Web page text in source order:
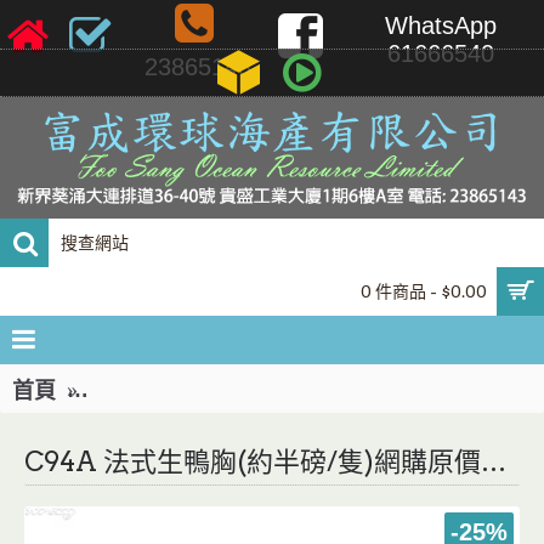
23865143
WhatsApp
61666540
0 件商品 - $0.00
首頁 C94A 法式生鴨胸(約半磅/隻)網購原價
C94A 法式生鴨胸(約半磅/隻)網購原價HK$12.00/隻，會員價HK$9.00/隻
-25%